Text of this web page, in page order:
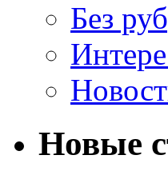
Без
Новые